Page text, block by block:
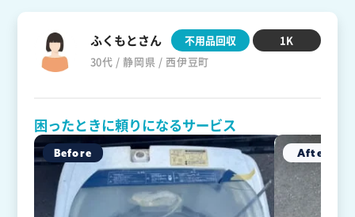
ふくもとさん
30代 / 静岡県 / 西伊豆町
不用品回収 1K
困ったときに頼りになるサービス